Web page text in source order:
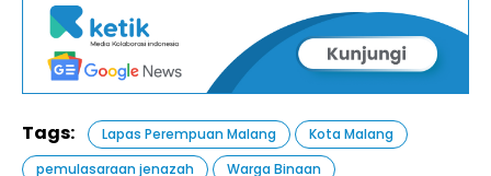
Tags: Lapas Perempuan Malang
Kota Malang
pemulasaraan jenazah
Warga Binaan